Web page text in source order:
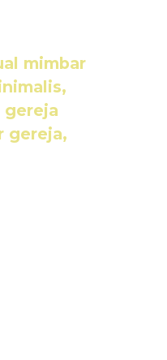
mimbar
gereja
gereja,